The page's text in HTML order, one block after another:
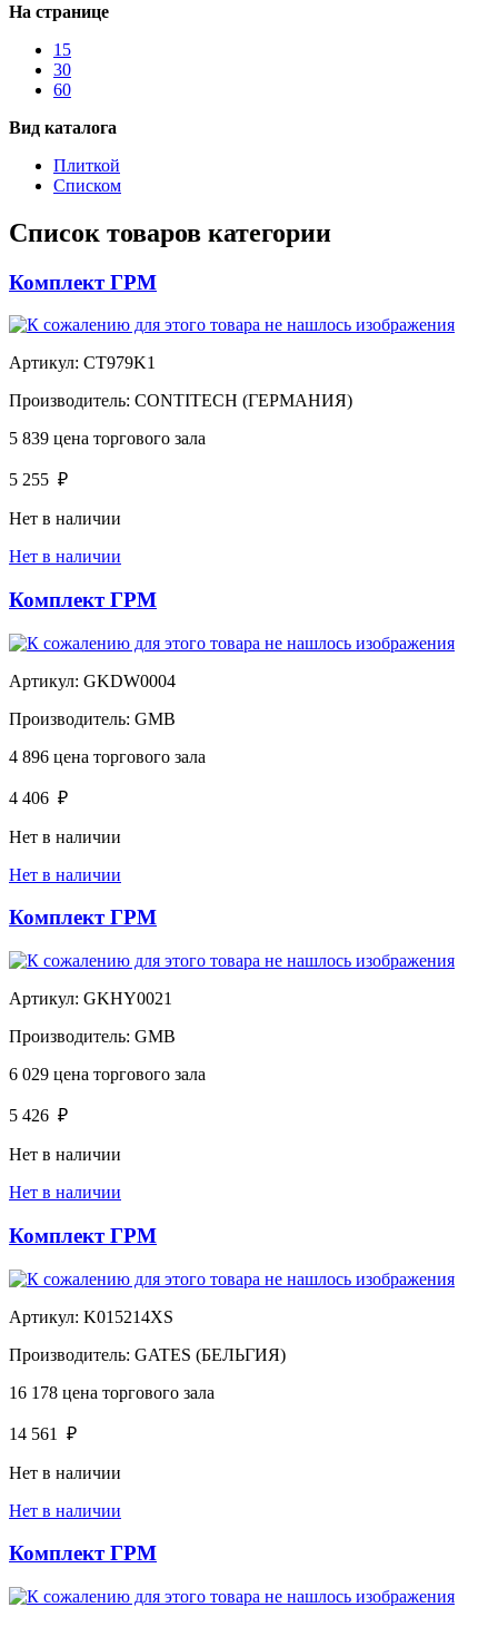
На странице
15
30
60
Вид каталога
Плиткой
Списком
Список товаров категории
Комплект ГРМ
Артикул: CT979K1
Производитель: CONTITECH (ГЕРМАНИЯ)
5 839 цена торгового зала
5 255 ₽
Нет в наличии
Нет в наличии
Комплект ГРМ
Артикул: GKDW0004
Производитель: GMB
4 896 цена торгового зала
4 406 ₽
Нет в наличии
Нет в наличии
Комплект ГРМ
Артикул: GKHY0021
Производитель: GMB
6 029 цена торгового зала
5 426 ₽
Нет в наличии
Нет в наличии
Комплект ГРМ
Артикул: K015214XS
Производитель: GATES (БЕЛЬГИЯ)
16 178 цена торгового зала
14 561 ₽
Нет в наличии
Нет в наличии
Комплект ГРМ